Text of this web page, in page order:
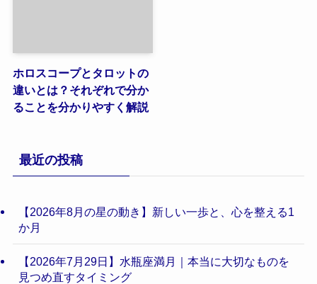
ホロスコープとタロットの
違いとは？それぞれで分か
ることを分かりやすく解説
最近の投稿
【2026年8月の星の動き】新しい一歩と、心を整える1
か月
【2026年7月29日】水瓶座満月｜本当に大切なものを
見つめ直すタイミング